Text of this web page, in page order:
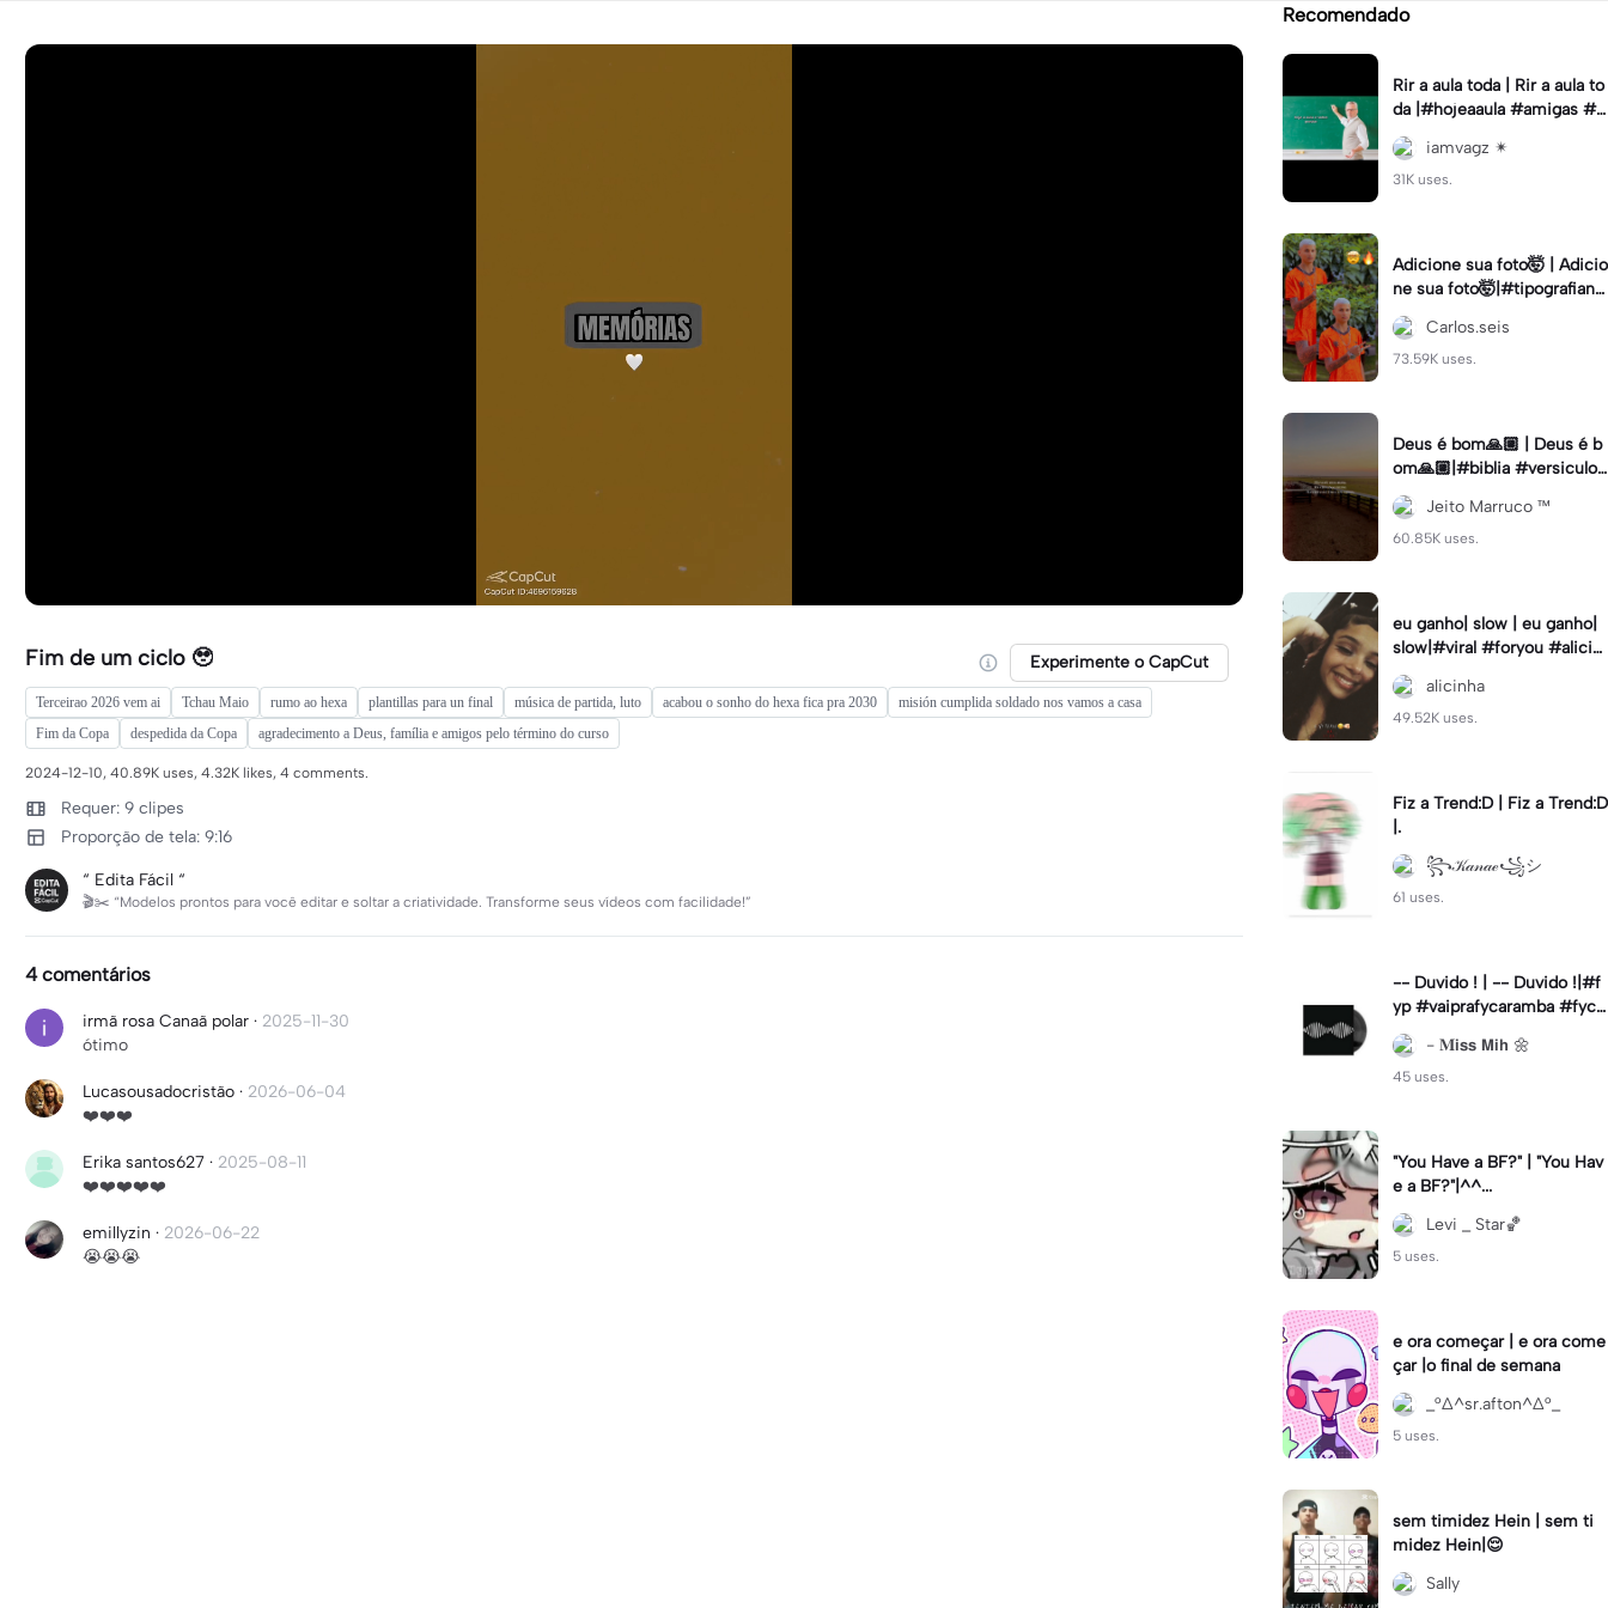
Fim de um ciclo 🥹 Experimente o CapCut
Terceirao 2026 vem ai Tchau Maio rumo ao hexa plantillas para un final música de partida, luto acabou o sonho do hexa fica pra 2030
misión cumplida soldado nos vamos a casa
Fim da Copa
despedida da Copa agradecimento a Deus, família e amigos pelo término do curso
2024-12-10, 40.89K uses, 4.32K likes, 4 comments.
Requer: 9 clipes
Proporção de tela: 9:16
“ Edita Fácil “
🎬✂️ “Modelos prontos para você editar e soltar a criatividade. Transforme seus vídeos com facilidade!”
4 comentários
irmã rosa Canaã polar · 2025-11-30
ótimo
Lucasousadocristão · 2026-06-04
❤️❤️❤️
Erika santos627 · 2025-08-11
❤️❤️❤️❤️❤️
emillyzin · 2026-06-22
😭😭😭
Recomendado
Rir a aula toda | Rir a aula to
da |#hojeaaula #amigas #tr
endtikitok #melhoresamiga
s
iamvagz ✴︎
31K uses.
Adicione sua foto🤯 | Adicio
ne sua foto🤯|#tipografiano
va #status #tipografia
Carlos.seis
73.59K uses.
Deus é bom🙏🏼 | Deus é b
om🙏🏼|#biblia #versiculo
#cristao #agro #tipografia
#fy #fypJeito Marruco ™️
60.85K uses.
eu ganho| slow | eu ganho|
slow|#viral #foryou #alicin
ha #cameralenta #slow
alicinha
49.52K uses.
Fiz a Trend:D | Fiz a Trend:D
|.
꧂𝒦𝒶𝓃𝒶ℯ꧁シ
61 uses.
-- Duvido ! | -- Duvido !|#f
yp #vaiprafycaramba #fyca
pcut #viral
- 𝐌𝗶𝘀𝘀 𝗠𝗶𝗵 🌼
45 uses.
"You Have a BF?" | "You Hav
e a BF?"|^^...
Levi _ Star🏀
5 uses.
e ora começar | e ora come
çar |o final de semana
_°∆^sr.afton^∆°_
5 uses.
sem timidez Hein | sem ti
midez Hein|😌
Sally